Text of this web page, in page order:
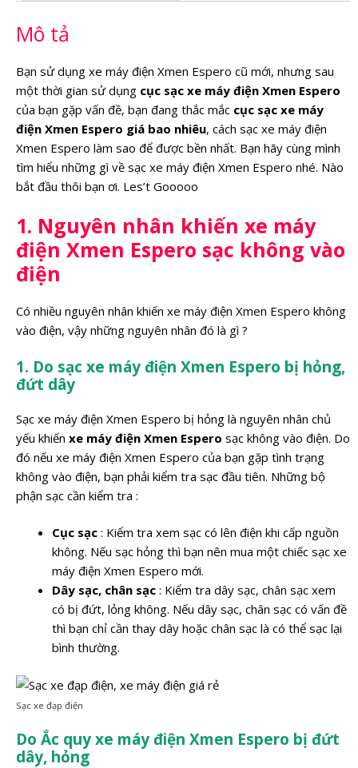
Mô tả
Bạn sử dụng xe máy điện Xmen Espero cũ mới, nhưng sau
một thời gian sử dụng cục sạc xe máy điện Xmen Espero
của bạn gặp vấn đề, bạn đang thắc mắc cục sạc xe máy
điện Xmen Espero giá bao nhiêu, cách sạc xe máy điện
Xmen Espero làm sao để được bền nhất. Bạn hãy cùng mình
tìm hiểu những gì về sạc xe máy điện Xmen Espero nhé. Nào
bắt đầu thôi bạn ơi. Les’t Gooooo
1. Nguyên nhân khiến xe máy
điện Xmen Espero sạc không vào
điện
Có nhiều nguyên nhân khiến xe máy điện Xmen Espero không
vào điện, vậy những nguyên nhân đó là gì ?
1. Do sạc xe máy điện Xmen Espero bị hỏng,
đứt dây
Sạc xe máy điện Xmen Espero bị hỏng là nguyên nhân chủ
yếu khiến xe máy điện Xmen Espero sạc không vào điện. Do
đó nếu xe máy điện Xmen Espero của bạn gặp tình trạng
không vào điện, bạn phải kiểm tra sạc đầu tiên. Những bộ
phận sạc cần kiểm tra :
Cục sạc : Kiểm tra xem sạc có lên điện khi cấp nguồn
không. Nếu sạc hỏng thì bạn nên mua một chiếc sạc xe
máy điện Xmen Espero mới.
Dây sạc, chân sạc : Kiểm tra dây sạc, chân sạc xem
có bị đứt, lỏng không. Nếu dây sạc, chân sạc có vấn đề
thì bạn chỉ cần thay dây hoặc chân sạc là có thể sạc lại
bình thường.
Sạc xe đạp điện
Do Ắc quy xe máy điện Xmen Espero bị đứt
dây, hỏng